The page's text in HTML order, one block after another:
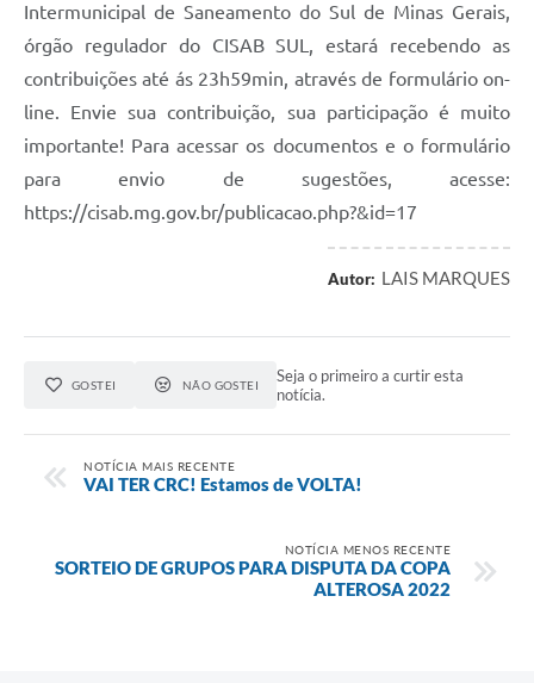
Intermunicipal de Saneamento do Sul de Minas Gerais,
órgão regulador do CISAB SUL, estará recebendo as
contribuições até ás 23h59min, através de formulário on-
line. Envie sua contribuição, sua participação é muito
importante! Para acessar os documentos e o formulário
para envio de sugestões, acesse:
https://cisab.mg.gov.br/publicacao.php?&id=17
Autor: LAIS MARQUES
GOSTEI NÃO GOSTEI
Seja o primeiro a curtir esta
notícia.
NOTÍCIA MAIS RECENTE
VAI TER CRC! Estamos de VOLTA!
NOTÍCIA MENOS RECENTE
SORTEIO DE GRUPOS PARA DISPUTA DA COPA
ALTEROSA 2022